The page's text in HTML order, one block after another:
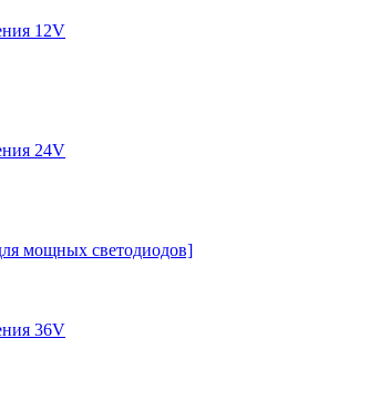
12V
24V
мощных светодиодов]
36V